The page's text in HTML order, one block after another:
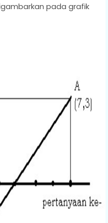
pada grafik